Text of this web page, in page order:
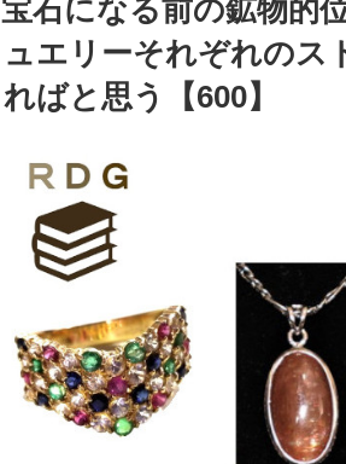
日:
宝石になる前の鉱物的
ュエリーそれぞれのス
ればと思う【600】